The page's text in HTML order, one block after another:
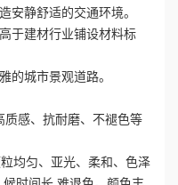
安静舒适的交通环境。
于建材行业铺设材料标
的城市景观道路。
感、抗耐磨、不褪色等
均匀、亚光、柔和、色泽